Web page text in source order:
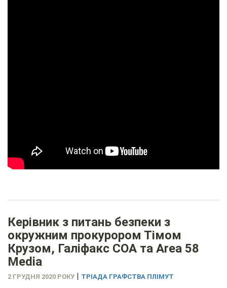
Керівник з питань безпеки з
окружним прокурором Тімом
Крузом, Галіфакс COA та Area 58
Media
2 ГРУДНЯ 2020 РОКУ ТРІАДА ГРАФСТВА ПЛІМУТ